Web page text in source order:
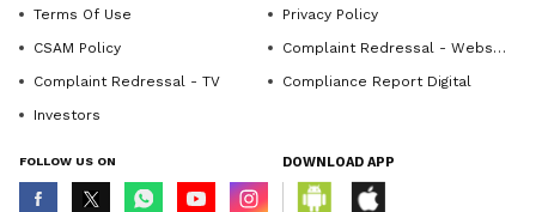
Terms Of Use
Privacy Policy
CSAM Policy
Complaint Redressal - Website
Complaint Redressal - TV
Compliance Report Digital
Investors
FOLLOW US ON DOWNLOAD APP